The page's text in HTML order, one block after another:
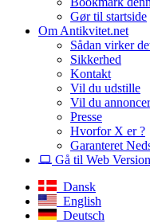
Gør til startside
Om Antikvitet.net
Sådan virker
Sikkerhed
Kontakt
Vil du udstille
Vil du
Presse
Hvorfor X er ?
Garanteret
Gå til Web Version
Dansk
English
Deutsch